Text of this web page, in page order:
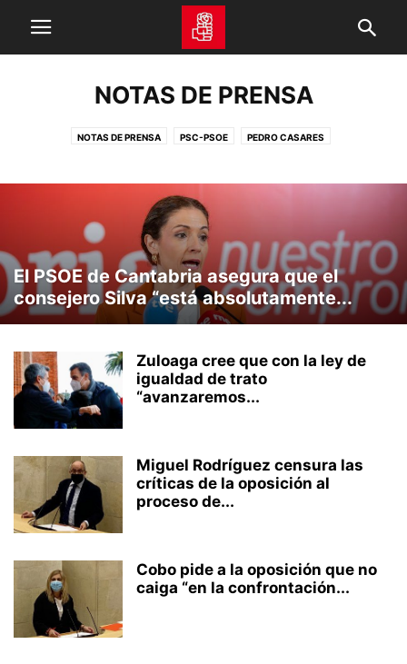
NOTAS DE PRENSA
NOTAS DE PRENSA PSC-PSOE PEDRO CASARES
El PSOE de Cantabria asegura que el
consejero Silva “está absolutamente...
Zuloaga cree que con la ley de
igualdad de trato
“avanzaremos...
Miguel Rodríguez censura las
críticas de la oposición al
proceso de...
Cobo pide a la oposición que no
caiga “en la confrontación...